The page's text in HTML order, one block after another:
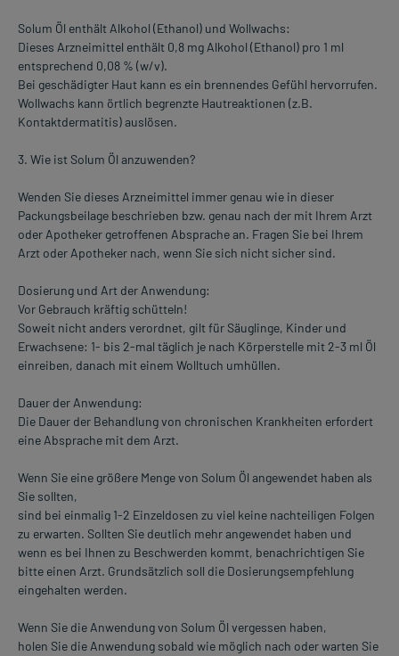
Solum Öl enthält Alkohol (Ethanol) und Wollwachs:
Dieses Arzneimittel enthält 0,8 mg Alkohol (Ethanol) pro 1 ml
entsprechend 0,08 % (w/v).
Bei geschädigter Haut kann es ein brennendes Gefühl hervorrufen.
Wollwachs kann örtlich begrenzte Hautreaktionen (z.B.
Kontaktdermatitis) auslösen.
3. Wie ist Solum Öl anzuwenden?
Wenden Sie dieses Arzneimittel immer genau wie in dieser
Packungsbeilage beschrieben bzw. genau nach der mit Ihrem Arzt
oder Apotheker getroffenen Absprache an. Fragen Sie bei Ihrem
Arzt oder Apotheker nach, wenn Sie sich nicht sicher sind.
Dosierung und Art der Anwendung:
Vor Gebrauch kräftig schütteln!
Soweit nicht anders verordnet, gilt für Säuglinge, Kinder und
Erwachsene: 1- bis 2-mal täglich je nach Körperstelle mit 2-3 ml Öl
einreiben, danach mit einem Wolltuch umhüllen.
Dauer der Anwendung:
Die Dauer der Behandlung von chronischen Krankheiten erfordert
eine Absprache mit dem Arzt.
Wenn Sie eine größere Menge von Solum Öl angewendet haben als
Sie sollten,
sind bei einmalig 1-2 Einzeldosen zu viel keine nachteiligen Folgen
zu erwarten. Sollten Sie deutlich mehr angewendet haben und
wenn es bei Ihnen zu Beschwerden kommt, benachrichtigen Sie
bitte einen Arzt. Grundsätzlich soll die Dosierungsempfehlung
eingehalten werden.
Wenn Sie die Anwendung von Solum Öl vergessen haben,
holen Sie die Anwendung sobald wie möglich nach oder warten Sie